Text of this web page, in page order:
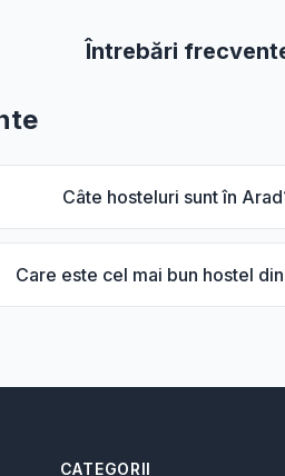
Întrebări
Câte hosteluri sunt în
Care este cel mai bun hostel
CATEGORII